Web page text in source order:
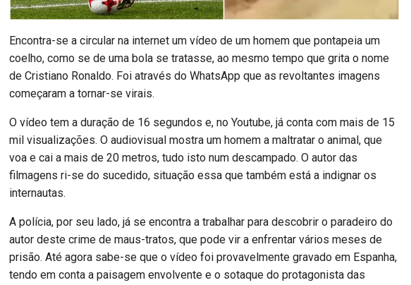
Encontra-se a circular na internet um vídeo de um homem que pontapeia um
coelho, como se de uma bola se tratasse, ao mesmo tempo que grita o nome
de Cristiano Ronaldo. Foi através do WhatsApp que as revoltantes imagens
começaram a tornar-se virais.
O vídeo tem a duração de 16 segundos e, no Youtube, já conta com mais de 15
mil visualizações. O audiovisual mostra um homem a maltratar o animal, que
voa e cai a mais de 20 metros, tudo isto num descampado. O autor das
filmagens ri-se do sucedido, situação essa que também está a indignar os
internautas.
A polícia, por seu lado, já se encontra a trabalhar para descobrir o paradeiro do
autor deste crime de maus-tratos, que pode vir a enfrentar vários meses de
prisão. Até agora sabe-se que o vídeo foi provavelmente gravado em Espanha,
tendo em conta a paisagem envolvente e o sotaque do protagonista das